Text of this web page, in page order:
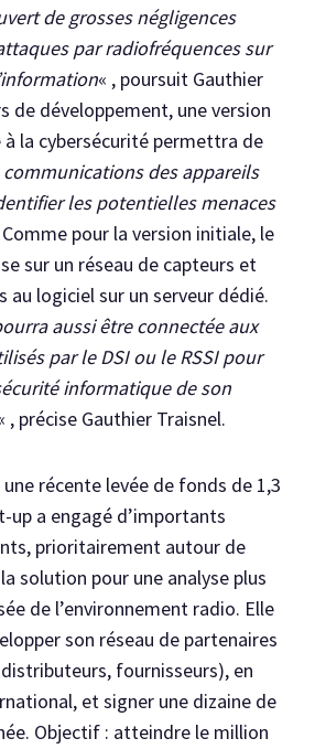
de grosses négligences
par radiofréquences sur
« , poursuit Gauthier
de développement, une version
à la cybersécurité permettra de
des appareils
les potentielles menaces
Comme pour la version initiale, le
sur un réseau de capteurs et
au logiciel sur un serveur dédié.
aussi être connectée aux
par le DSI ou le RSSI pour
informatique de son
, précise Gauthier Traisnel.
une récente levée de fonds de 1,3
up a engagé d’importants
prioritairement autour de
solution pour une analyse plus
de l’environnement radio. Elle
son réseau de partenaires
fournisseurs), en
et signer une dizaine de
Objectif : atteindre le million